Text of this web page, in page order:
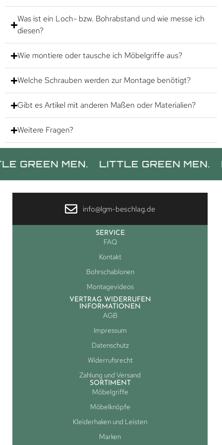
Was ist ein Loch- bzw. Bohrabstand und wie messe ich
diesen?
Wie montiere oder tausche ich Möbelgriffe aus?
Welche Schrauben werden zur Montage benötigt?
Gibt es Artikel mit anderen Maßen oder Materialien?
Weitere Fragen?
MEN. LITTLE GREEN MEN.
info@lgm-beschlag.de
SERVICE
FAQ
Kontakt
Bohrschablonen
Montagevideos
VERTRAG WIDERRUFEN
INFORMATIONEN
AGB
Impressum
Datenschutz
Widerrufsrecht
Zahlung und Versand
SORTIMENT
Möbelgriffe
Möbelknöpfe
Kleiderhaken und Leisten
Marken